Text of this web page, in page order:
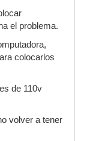
el problema.
colocarlos
de 110v
volver a tener